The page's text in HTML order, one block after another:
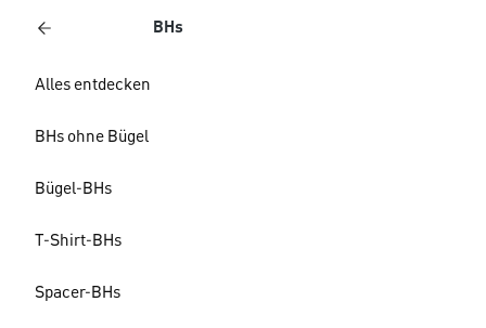
BHs
Alles entdecken
BHs ohne Bügel
Bügel-BHs
T-Shirt-BHs
Spacer-BHs